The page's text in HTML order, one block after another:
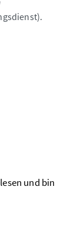
und bin